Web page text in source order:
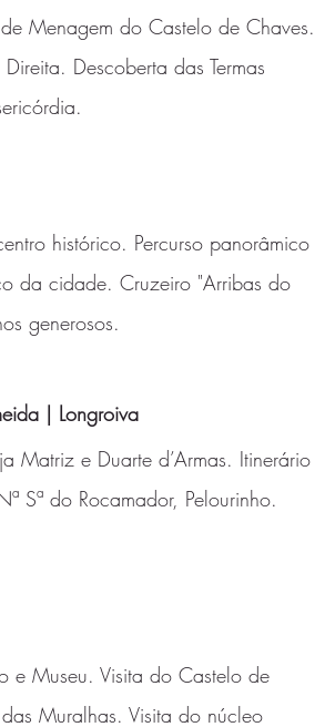
Menagem do Castelo de Chaves.
Descoberta das Termas
histórico. Percurso panorâmico
da cidade. Cruzeiro "Arribas do
generosos.
| Longroiva
Matriz e Duarte d’Armas. Itinerário
Sª do Rocamador, Pelourinho.
e Museu. Visita do Castelo de
Muralhas. Visita do núcleo